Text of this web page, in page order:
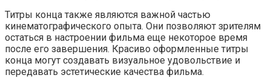
Титры конца также являются важной частью
кинематографического опыта. Они позволяют зрителям
остаться в настроении фильма еще некоторое время
после его завершения. Красиво оформленные титры
конца могут создавать визуальное удовольствие и
передавать эстетические качества фильма.